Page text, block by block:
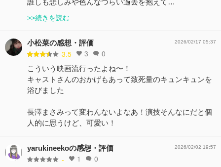
>>続きを読む
小松菜の感想・評価
3.5 3 0
2026/02/17 05:37
こういう映画流行ったよね〜！
キャストさんのおかげもあって致死量のキュンキュンを
浴びました
長澤まさみって変わんないよなあ！演技そんなにだと個
人的に思うけど、可愛い！
yarukineekoの感想・評価
- 1 0
2026/02/02 19:57